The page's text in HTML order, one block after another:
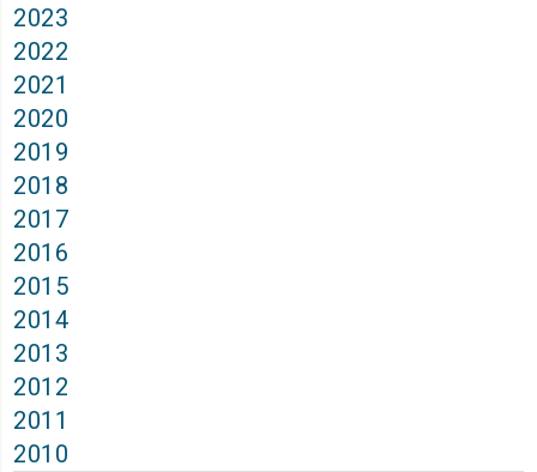
2023
2022
2021
2020
2019
2018
2017
2016
2015
2014
2013
2012
2011
2010